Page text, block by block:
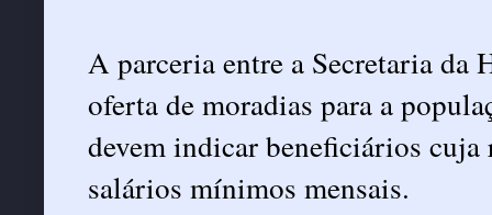
A parceria entre a Secretaria
oferta de moradias para a
devem indicar beneficiários cuja
salários mínimos mensais.